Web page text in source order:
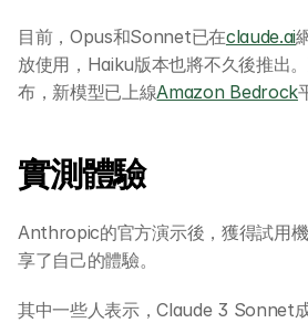
目前，Opus和Sonnet已在claude.ai
放使用，Haiku版本也將不久後推出
布，新模型已上線Amazon Bedrock
實測體驗
Anthropic的官方演示後，獲得試用
享了自己的體驗。
其中一些人表示，Claude 3 Sonnet